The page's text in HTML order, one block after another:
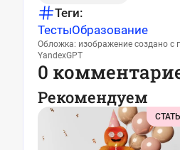
Теги:
ТестыОбразование
Обложка: изображение создано с
YandexGPT
0
Рекомендуем